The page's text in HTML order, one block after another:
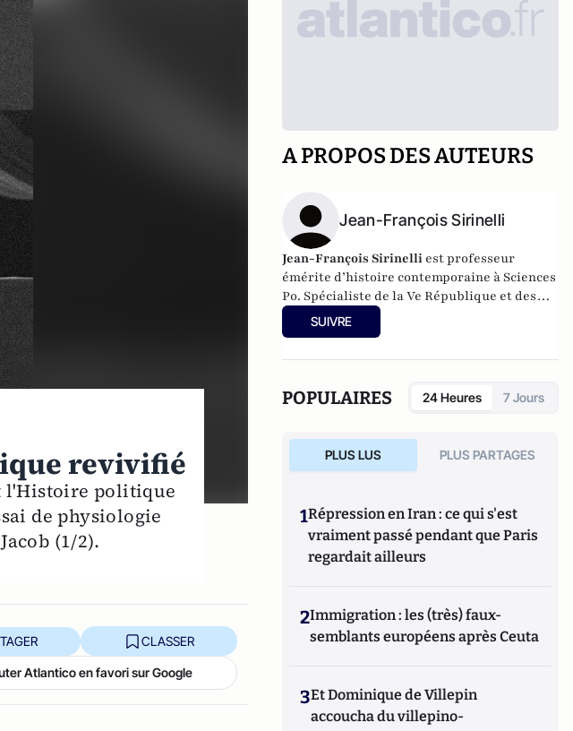
revivifié
l'Histoire politique
de physiologie
(1/2).
CLASSER
Atlantico en favori sur Google
A PROPOS DES AUTEURS
Jean-François Sirinelli
Jean-François Sirinelli est professeur
émérite d’histoire contemporaine à Sciences
Po. Spécialiste de la Ve République et des
mutations socioculturelles de la France
contemporaine. Il est l'auteur de nombreux
SUIVRE
POPULAIRES 24 Heures 7 Jours
PLUS LUS PLUS PARTAGES
1Répression en Iran : ce qui s'est
vraiment passé pendant que Paris
regardait ailleurs
2Immigration : les (très) faux-
semblants européens après Ceuta
3Et Dominique de Villepin
accoucha du villepino-